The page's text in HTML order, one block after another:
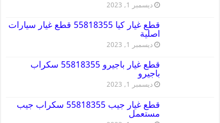
ديسمبر 1, 2023
قطع غيار كيا 55818355 قطع غيار سيارات
اصلية
ديسمبر 1, 2023
قطع غيار باجيرو 55818355 سكراب
باجيرو
ديسمبر 1, 2023
قطع غيار جيب 55818355 سكراب جيب
مستعمل